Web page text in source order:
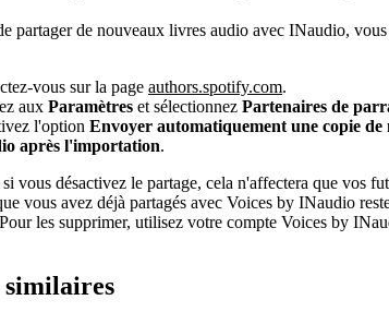
partager de nouveaux livres audio avec INaudio,
vous sur la page authors.spotify.com.
aux Paramètres et sélectionnez Partenaires de
l'option Envoyer automatiquement une copie de
après l'importation.
si vous désactivez le partage, cela n'affectera que vos
vous avez déjà partagés avec Voices by INaudio
les supprimer, utilisez votre compte Voices by